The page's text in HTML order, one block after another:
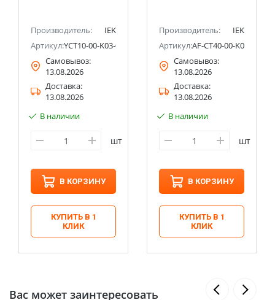
Производитель:
IEK
Артикул:YCT10-00-K03-006-EC-4P
Самовывоз:
13.08.2026
Доставка:
13.08.2026
В наличии
шт
В КОРЗИНУ
КУПИТЬ В 1
КЛИК
Производитель:
IEK
Артикул:AF-CT40-00-K03-002-
Самовывоз:
13.08.2026
Доставка:
13.08.2026
В наличии
шт
В КОРЗИНУ
КУПИТЬ В 1
КЛИК
Вас может заинтересовать